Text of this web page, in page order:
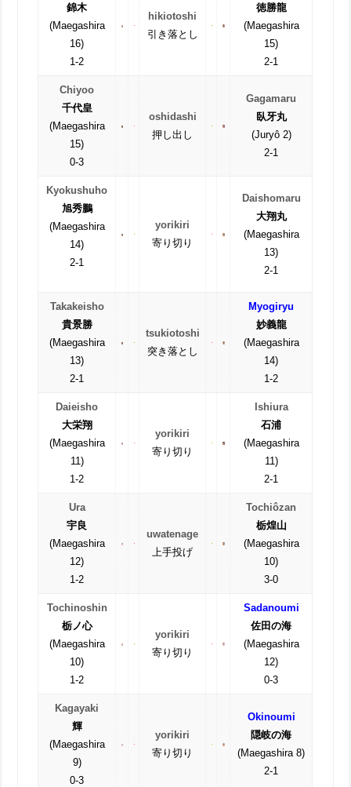
錦木
(Maegashira
16)
1-2
hikiotoshi
引き落とし
徳勝龍
(Maegashira
15)
2-1
Chiyoo
千代皇
(Maegashira
15)
0-3
oshidashi
押し出し
Gagamaru
臥牙丸
(Juryô 2)
2-1
Kyokushuho
旭秀鵬
(Maegashira
14)
2-1
yorikiri
寄り切り
Daishomaru
大翔丸
(Maegashira
13)
2-1
Takakeisho
貴景勝
(Maegashira
13)
2-1
tsukiotoshi
突き落とし
Myogiryu
妙義龍
(Maegashira
14)
1-2
Daieisho
大栄翔
(Maegashira
11)
1-2
yorikiri
寄り切り
Ishiura
石浦
(Maegashira
11)
2-1
Ura
宇良
(Maegashira
12)
1-2
uwatenage
上手投げ
Tochiôzan
栃煌山
(Maegashira
10)
3-0
Tochinoshin
栃ノ心
(Maegashira
10)
1-2
yorikiri
寄り切り
Sadanoumi
佐田の海
(Maegashira
12)
0-3
Kagayaki
輝
(Maegashira
9)
0-3
yorikiri
寄り切り
Okinoumi
隠岐の海
(Maegashira 8)
2-1